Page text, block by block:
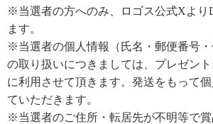
※当選者の方へのみ、ロゴス公式Xより
ます。
※当選者の個人情報（氏名・郵便番号・
の取り扱いにつきましては、プレゼン
に利用させて頂きます。発送をもって
ていただきます。
※当選者のご住所・転居先が不明等で